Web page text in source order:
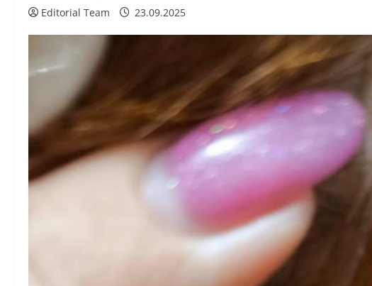
Editorial Team 23.09.2025